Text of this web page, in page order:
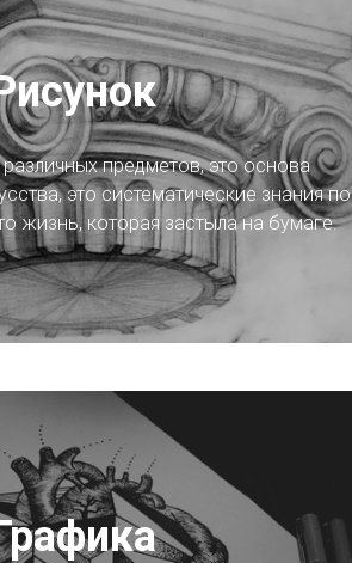
предметов, это основа
это систематические знания по
жизнь, которая застыла на бумаге.